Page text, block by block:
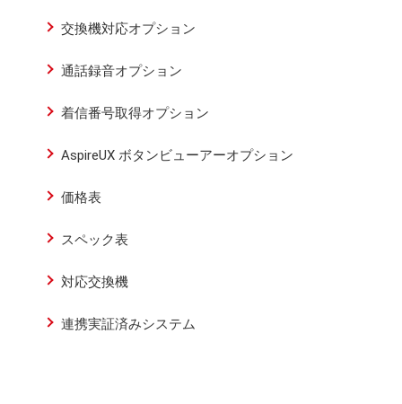
交換機対応オプション
通話録音オプション
着信番号取得オプション
AspireUX ボタンビューアーオプション
価格表
スペック表
対応交換機
連携実証済みシステム